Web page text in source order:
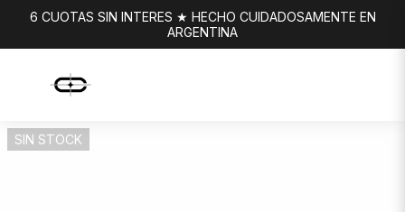
6 CUOTAS SIN INTERES ★ HECHO CUIDADOSAMENTE EN
ARGENTINA
SIN STOCK